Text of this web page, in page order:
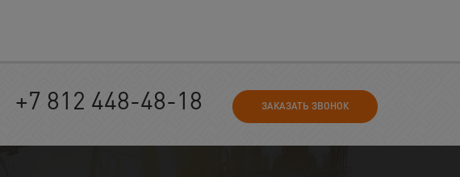
+7 812 448-48-18 ЗАКАЗАТЬ ЗВОНОК